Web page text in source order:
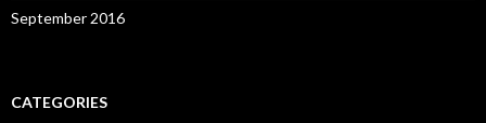
September 2016
CATEGORIES